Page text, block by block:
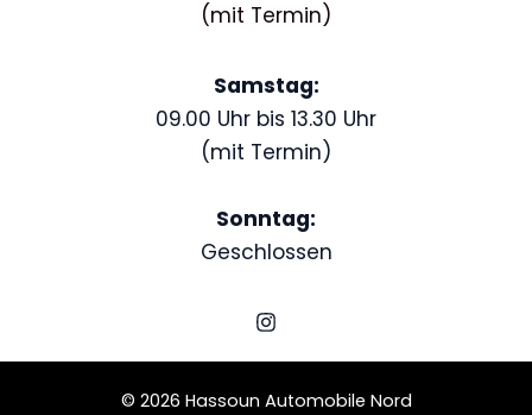
(mit Termin)
Samstag:
09.00 Uhr bis 13.30 Uhr
(mit Termin)
Sonntag:
Geschlossen
© 2026 Hassoun Automobile Nord